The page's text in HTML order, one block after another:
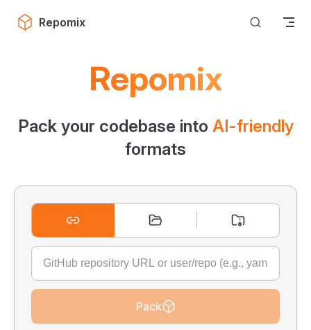
Skip to content
Repomix
Repomix
Pack your codebase into AI-friendly
formats
Pack